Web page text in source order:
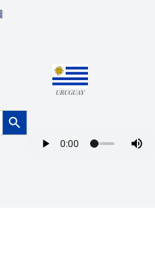
URUGUAY
Botón de búsqueda